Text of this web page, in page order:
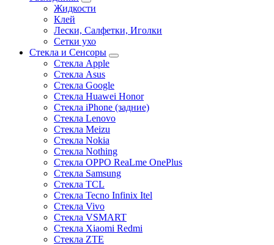
Жидкости
Клей
Лески, Салфетки, Иголки
Сетки ухо
Стекла и Сенсоры
Стекла Apple
Стекла Asus
Стекла Google
Стекла Huawei Honor
Стекла iPhone (задние)
Стекла Lenovo
Стекла Meizu
Стекла Nokia
Стекла Nothing
Стекла OPPO ReaLme OnePlus
Стекла Samsung
Стекла TCL
Стекла Tecno Infinix Itel
Стекла Vivo
Стекла VSMART
Стекла Xiaomi Redmi
Стекла ZTE